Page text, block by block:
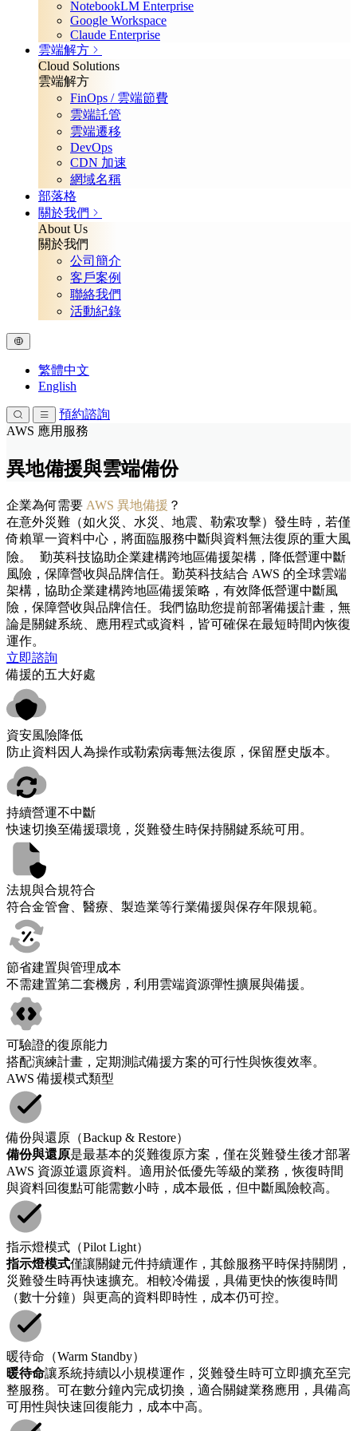
NotebookLM Enterprise
Google Workspace
Claude Enterprise
雲端解方
Cloud Solutions
雲端解方
FinOps / 雲端節費
雲端託管
雲端遷移
DevOps
CDN 加速
網域名稱
部落格
關於我們
About Us
關於我們
公司簡介
客戶案例
聯絡我們
活動紀錄
繁體中文
English
預約諮詢
AWS 應用服務
異地備援與雲端備份
企業為何需要 AWS 異地備援 ？
在意外災難（如火災、水災、地震、勒索攻擊）發生時，若僅
倚賴單一資料中心，將面臨服務中斷與資料無法復原的重大風
險。 勤英科技協助企業建構跨地區備援架構，降低營運中斷
風險，保障營收與品牌信任。勤英科技結合 AWS 的全球雲端
架構，協助企業建構跨地區備援策略，有效降低營運中斷風
險，保障營收與品牌信任。我們協助您提前部署備援計畫，無
論是關鍵系統、應用程式或資料，皆可確保在最短時間內恢復
運作。
立即諮詢
備援的五大好處
資安風險降低
防止資料因人為操作或勒索病毒無法復原，保留歷史版本。
持續營運不中斷
快速切換至備援環境，災難發生時保持關鍵系統可用。
法規與合規符合
符合金管會、醫療、製造業等行業備援與保存年限規範。
節省建置與管理成本
不需建置第二套機房，利用雲端資源彈性擴展與備援。
可驗證的復原能力
搭配演練計畫，定期測試備援方案的可行性與恢復效率。
AWS 備援模式類型
備份與還原（Backup & Restore）
備份與還原是最基本的災難復原方案，僅在災難發生後才部署
AWS 資源並還原資料。適用於低優先等級的業務，恢復時間
與資料回復點可能需數小時，成本最低，但中斷風險較高。
指示燈模式（Pilot Light）
指示燈模式僅讓關鍵元件持續運作，其餘服務平時保持關閉，
災難發生時再快速擴充。相較冷備援，具備更快的恢復時間
（數十分鐘）與更高的資料即時性，成本仍可控。
暖待命（Warm Standby）
暖待命讓系統持續以小規模運作，災難發生時可立即擴充至完
整服務。可在數分鐘內完成切換，適合關鍵業務應用，具備高
可用性與快速回復能力，成本中高。